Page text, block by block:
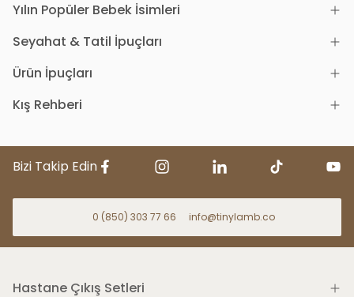
Yılın Popüler Bebek İsimleri
Seyahat & Tatil İpuçları
Ürün İpuçları
Kış Rehberi
Bizi Takip Edin
0 (850) 303 77 66 info@tinylamb.co
Hastane Çıkış Setleri